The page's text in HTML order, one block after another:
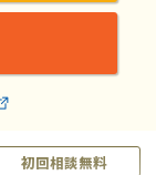
初回相談無料